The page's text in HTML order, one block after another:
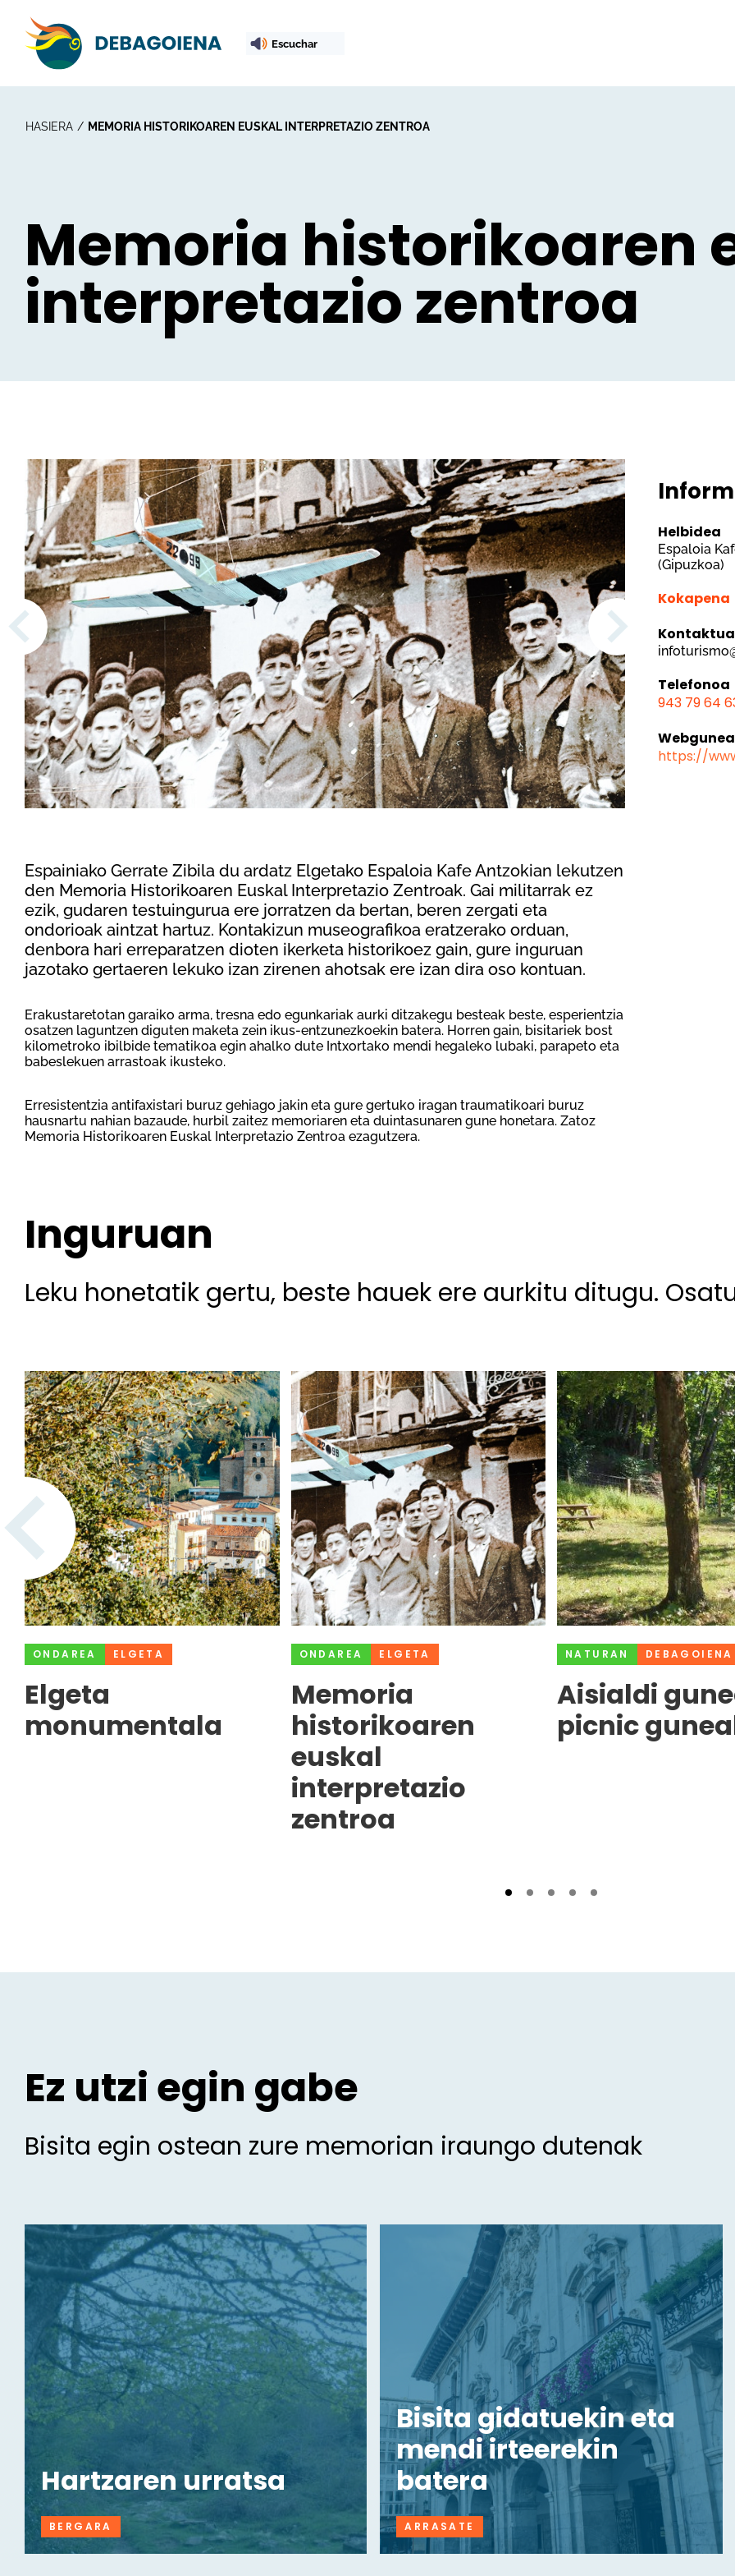
Escuchar
HASIERA MEMORIA HISTORIKOAREN EUSKAL INTERPRETAZIO ZENTROA
Memoria historikoaren
interpretazio zentroa
Espainiako Gerrate Zibila du ardatz Elgetako Espaloia Kafe Antzokian lekutzen
den Memoria Historikoaren Euskal Interpretazio Zentroak. Gai militarrak ez
ezik, gudaren testuingurua ere jorratzen da bertan, beren zergati eta
ondorioak aintzat hartuz. Kontakizun museografikoa eratzerako orduan,
denbora hari erreparatzen dioten ikerketa historikoez gain, gure inguruan
jazotako gertaeren lekuko izan zirenen ahotsak ere izan dira oso kontuan.
Erakustaretotan garaiko arma, tresna edo egunkariak aurki ditzakegu besteak beste, esperientzia
osatzen laguntzen diguten maketa zein ikus-entzunezkoekin batera. Horren gain, bisitariek bost
kilometroko ibilbide tematikoa egin ahalko dute Intxortako mendi hegaleko lubaki, parapeto eta
babeslekuen arrastoak ikusteko.
Erresistentzia antifaxistari buruz gehiago jakin eta gure gertuko iragan traumatikoari buruz
hausnartu nahian bazaude, hurbil zaitez memoriaren eta duintasunaren gune honetara. Zatoz
Memoria Historikoaren Euskal Interpretazio Zentroa ezagutzera.
Helbidea
Espaloia
(Gipuzkoa)
Kokapena
Kontaktua
Telefonoa
943 79 64
Webgunea
https://
Inguruan
Leku honetatik gertu, beste hauek ere aurkitu ditugu.
ONDAREA ELGETA
Elgeta
monumentala
ONDAREA ELGETA
Memoria
historikoaren
euskal
interpretazio
zentroa
NATURAN DEBAGOIENA
Aisialdi
picnic
Ez utzi egin gabe
Bisita egin ostean zure memorian iraungo dutenak
Hartzaren urratsa
BERGARA
Bisita gidatuekin eta
mendi irteerekin
batera
ARRASATE